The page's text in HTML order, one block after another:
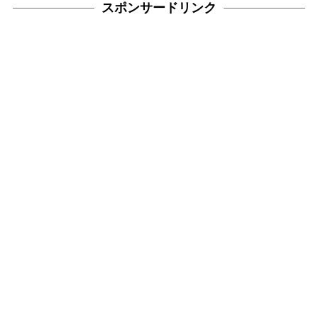
スポンサードリンク